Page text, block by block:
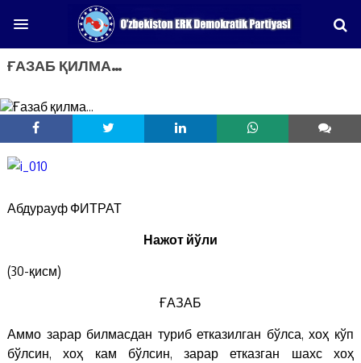
ҒАЗАБ ҚИЛМА…
Абдурауф ФИТРАТ
Нажот йўли
(30-қисм)
ҒАЗАБ
Аммо зарар билмасдан туриб етказилган бўлса, хоҳ кўп
бўлсин, хоҳ кам бўлсин, зарар етказган шахс хоҳ